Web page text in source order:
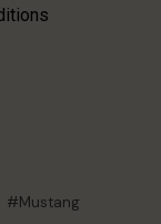
Mustang